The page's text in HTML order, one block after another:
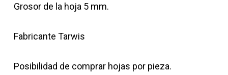
Grosor de la hoja 5 mm.
Fabricante Tarwis
Posibilidad de comprar hojas por pieza.